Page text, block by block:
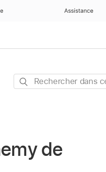
Assistance
Rechercher
de